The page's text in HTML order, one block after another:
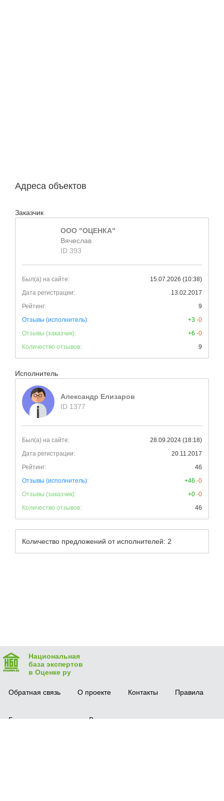
Адреса объектов
Заказчик
ООО "ОЦЕНКА"
Вячеслав
ID 393
Был(а) на сайте:
15.07.2026 (10:38)
Дата регистрации:
13.02.2017
Рейтинг:
9
Отзывы (исполнитель):
+3 -0
Отзывы (заказчик):
+6 -0
Количество отзывов:
9
Исполнитель
Александр Елизаров
ID 1377
Был(а) на сайте:
28.09.2024 (18:18)
Дата регистрации:
20.11.2017
Рейтинг:
46
Отзывы (исполнитель):
+46 -0
Отзывы (заказчик):
+0 -0
Количество отзывов:
46
Количество предложений от исполнителей: 2
Национальная
база экспертов
в Оценке ру
Обратная связь О проекте Контакты Правила
Безопасная сделка Вопрос-ответ